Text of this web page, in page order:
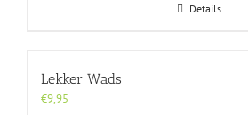
Details
Lekker Wads
€9,95